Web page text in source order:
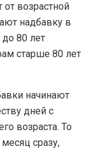
возрастной
надбавку в
80 лет
старше 80 лет
начинают
дней с
возраста. То
сразу,